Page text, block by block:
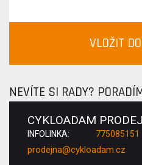
VLOŽIT
NEVÍTE SI RADY?
CYKLOADAM
INFOLINKA: 775085151
prodejna@cykloadam.cz